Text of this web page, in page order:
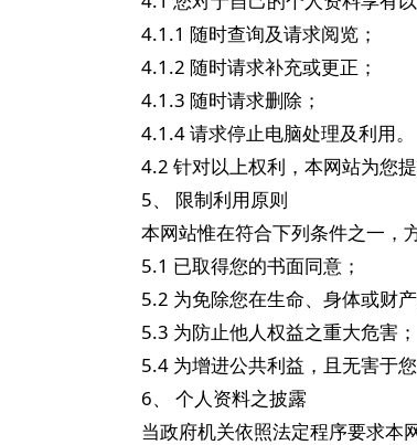
4.1.1 随时查询及请求阅览；
4.1.2 随时请求补充或更正；
4.1.3 随时请求删除；
4.1.4 请求停止电脑处理及利用。
4.2 针对以上权利，本网站为您
5、 限制利用原则
本网站惟在符合下列条件之一，
5.1 已取得您的书面同意；
5.2 为免除您在生命、身体或财
5.3 为防止他人权益之重大危害；
5.4 为增进公共利益，且无害于您
6、 个人资料之披露
当政府机关依照法定程序要求本